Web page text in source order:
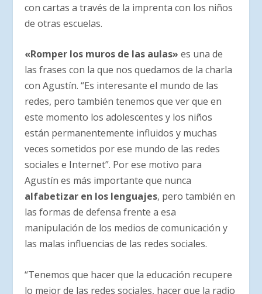
con cartas a través de la imprenta con los niños
de otras escuelas.
«Romper los muros de las aulas» es una de
las frases con la que nos quedamos de la charla
con Agustín. “Es interesante el mundo de las
redes, pero también tenemos que ver que en
este momento los adolescentes y los niños
están permanentemente influidos y muchas
veces sometidos por ese mundo de las redes
sociales e Internet”. Por ese motivo para
Agustín es más importante que nunca
alfabetizar en los lenguajes, pero también en
las formas de defensa frente a esa
manipulación de los medios de comunicación y
las malas influencias de las redes sociales.
“Tenemos que hacer que la educación recupere
lo mejor de las redes sociales, hacer que la radio